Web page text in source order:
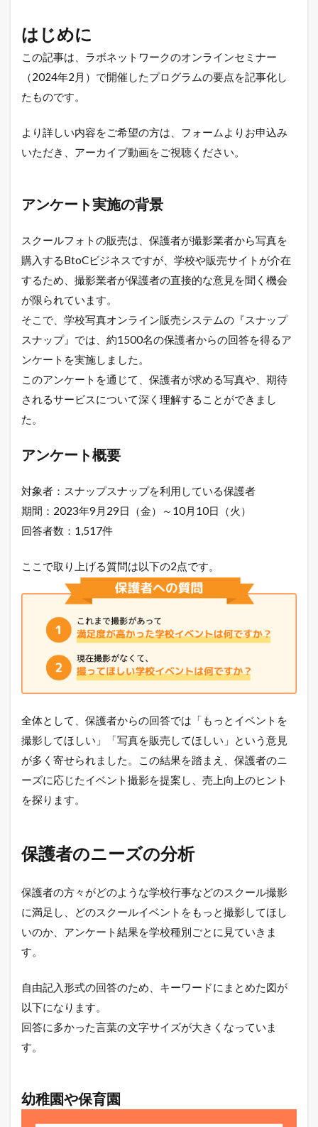
はじめに
この記事は、ラボネットワークのオンラインセミナー
（2024年2月）で開催したプログラムの要点を記事化し
たものです。
より詳しい内容をご希望の方は、フォームよりお申込み
いただき、アーカイブ動画をご視聴ください。
アンケート実施の背景
スクールフォトの販売は、保護者が撮影業者から写真を
購入するBtoCビジネスですが、学校や販売サイトが介在
するため、撮影業者が保護者の直接的な意見を聞く機会
が限られています。
そこで、学校写真オンライン販売システムの『スナップ
スナップ』では、約1500名の保護者からの回答を得るア
ンケートを実施しました。
このアンケートを通じて、保護者が求める写真や、期待
されるサービスについて深く理解することができまし
た。
アンケート概要
対象者：スナップスナップを利用している保護者
期間：2023年9月29日（金）～10月10日（火）
回答者数：1,517件
ここで取り上げる質問は以下の2点です。
全体として、保護者からの回答では「もっとイベントを
撮影してほしい」「写真を販売してほしい」という意見
が多く寄せられました。この結果を踏まえ、保護者のニ
ーズに応じたイベント撮影を提案し、売上向上のヒント
を探ります。
保護者のニーズの分析
保護者の方々がどのような学校行事などのスクール撮影
に満足し、どのスクールイベントをもっと撮影してほし
いのか、アンケート結果を学校種別ごとに見ていきま
す。
自由記入形式の回答のため、キーワードにまとめた図が
以下になります。
回答に多かった言葉の文字サイズが大きくなっていま
す。
幼稚園や保育園